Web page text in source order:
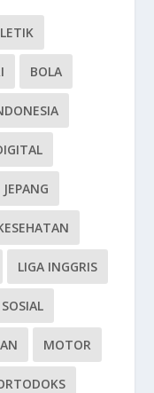
BOLA
JEPANG
LIGA INGGRIS
MOTOR